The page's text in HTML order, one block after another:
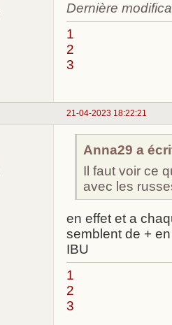
Dernière
1
2
3
21-04-2023 18:22:21
Anna29 a
Il faut voir ce
avec les
en effet et a
semblent de +
IBU
1
2
3